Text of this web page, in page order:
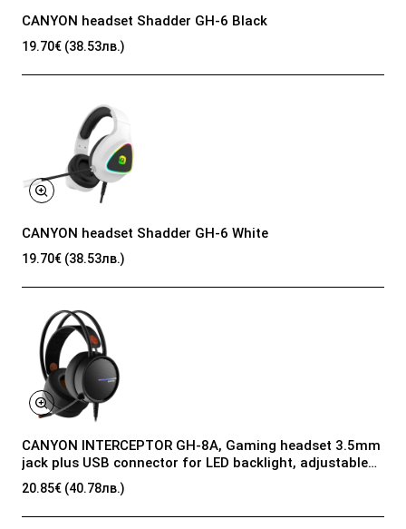
CANYON headset Shadder GH-6 Black
19.70€ (38.53лв.)
CANYON headset Shadder GH-6 White
19.70€ (38.53лв.)
CANYON INTERCEPTOR GH-8A, Gaming headset 3.5mm
jack plus USB connector for LED backlight, adjustable
microphone and volume control, with 2in1 3.5mm
adapter, cable 2M, Black and Orange, 0.36kg
20.85€ (40.78лв.)